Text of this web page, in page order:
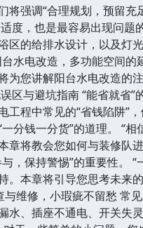
强调“合理规划，预留
度，也是最容易出现问题
区的给排水设计，以及灯
水电改造，多功能空间
为您讲解阳台水电改造的
区与避坑指南 “能省就省
程中常见的“省钱陷阱”
分钱一分货”的道理。 “
章将教会您如何与装修队
，保持警惕”的重要性。
。本章将引导您思考未来
维修，小瑕疵不留愁 常
水、插座不通电、开关失